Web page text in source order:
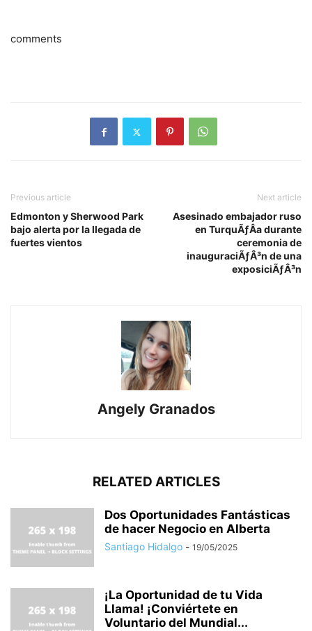
comments
Previous article
Edmonton y Sherwood Park
bajo alerta por la llegada de
fuertes vientos
Next article
Asesinado embajador ruso
en TurquÃƒÂ­a durante
ceremonia de
inauguraciÃƒÂ³n de una
exposiciÃƒÂ³n
Angely Granados
RELATED ARTICLES
Dos Oportunidades Fantásticas
de hacer Negocio en Alberta
Santiago Hidalgo - 19/05/2025
¡La Oportunidad de tu Vida
Llama! ¡Conviértete en
Voluntario del Mundial...